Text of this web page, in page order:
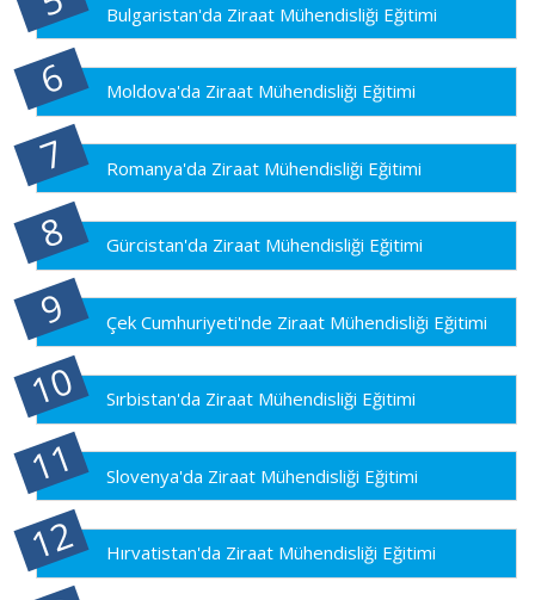
Bulgaristan'da Ziraat Mühendisliği Eğitimi
Moldova'da Ziraat Mühendisliği Eğitimi
Romanya'da Ziraat Mühendisliği Eğitimi
Gürcistan'da Ziraat Mühendisliği Eğitimi
Çek Cumhuriyeti'nde Ziraat Mühendisliği Eğitimi
Sırbistan'da Ziraat Mühendisliği Eğitimi
Slovenya'da Ziraat Mühendisliği Eğitimi
Hırvatistan'da Ziraat Mühendisliği Eğitimi